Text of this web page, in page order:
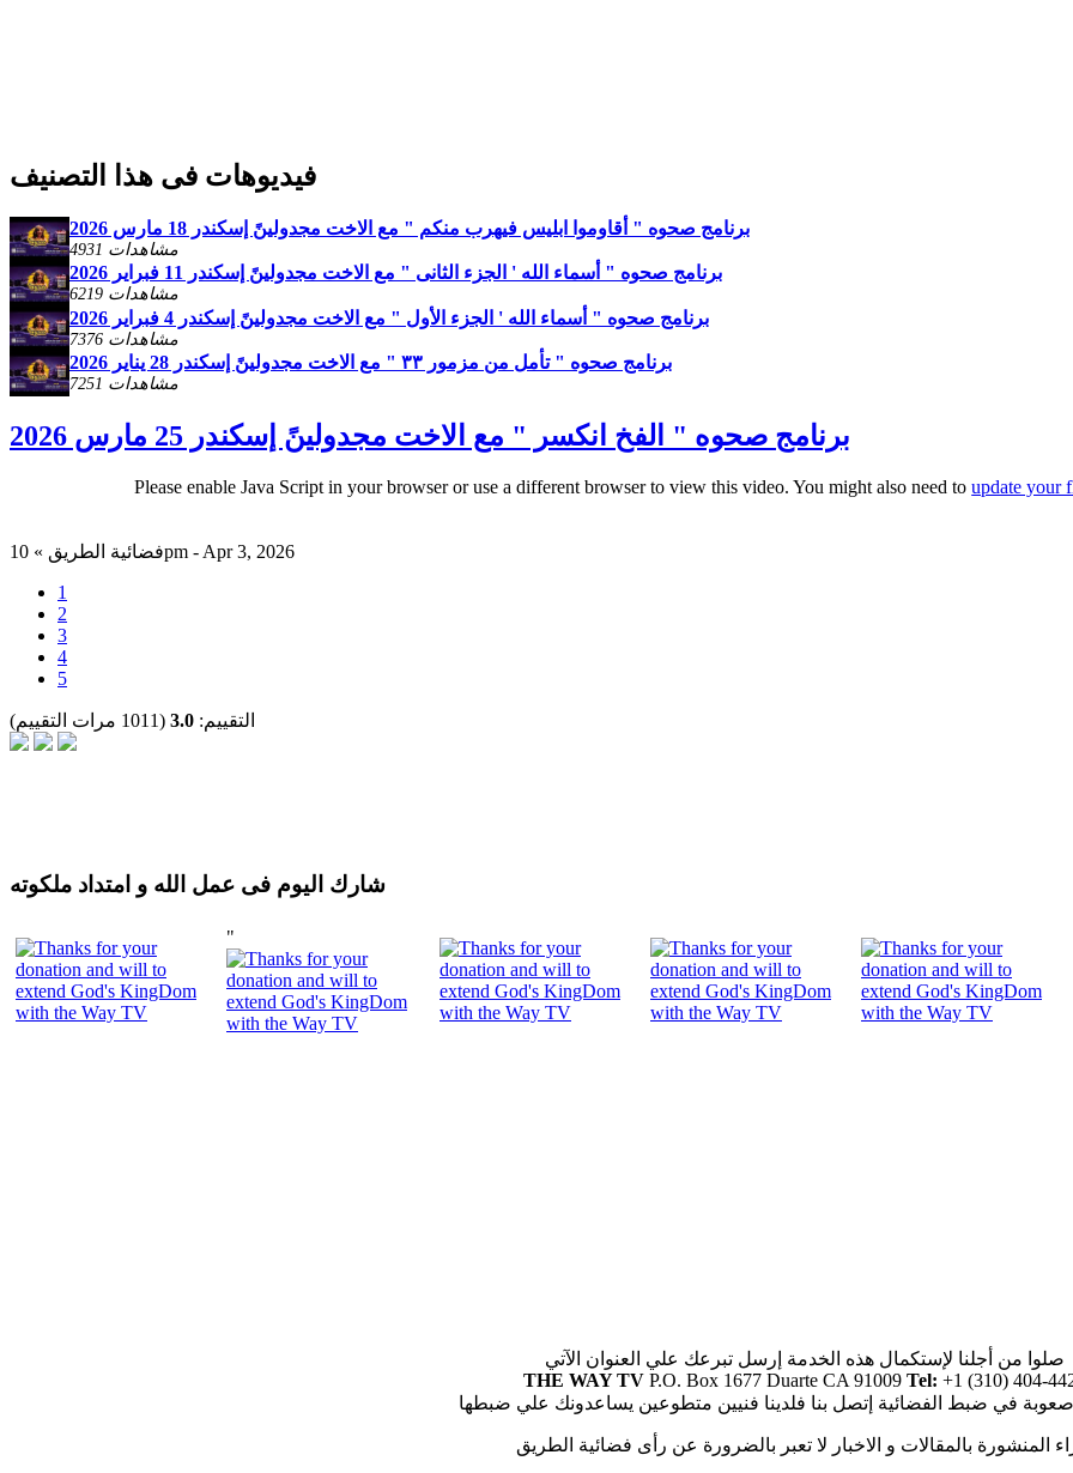
فيديوهات فى هذا التصنيف
برنامج صحوه " أقاوموا ابليس فيهرب منكم " مع الاخت مجدولينً إسكندر 18 مارس 2026
4931 مشاهدات
برنامج صحوه " أسماء الله ' الجزء الثانى " مع الاخت مجدولينً إسكندر 11 فبراير 2026
6219 مشاهدات
برنامج صحوه " أسماء الله ' الجزء الأول " مع الاخت مجدولينً إسكندر 4 فبراير 2026
7376 مشاهدات
برنامج صحوه " تأمل من مزمور ٣٣ " مع الاخت مجدولينً إسكندر 28 يناير 2026
7251 مشاهدات
برنامج صحوه " الفخ انكسر " مع الاخت مجدولينً إسكندر 25 مارس 2026
Please enable Java Script in your browser or use a different browser to view this video. You might also need toupdate your
فضائية الطريق » 10pm - Apr 3, 2026
1
2
3
4
5
التقييم: 3.0 (1011 مرات التقييم)
شارك اليوم فى عمل الله و امتداد ملكوته
"
صلوا من أجلنا لإستكمال هذه الخدمة إرسل تبرعك علي العنوان الآتي
THE WAY TV P.O. Box 1677 Duarte CA 91009 Tel: +1 (310) 404-
في ضبط الفضائية إتصل بنا فلدينا فنيين متطوعين يساعدونك علي ضبطها
المنشورة بالمقالات و الاخبار لا تعبر بالضرورة عن رأى فضائية الطريق